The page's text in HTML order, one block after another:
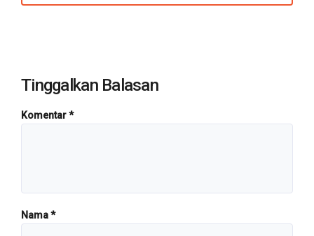
Tinggalkan Balasan
Komentar*
Nama*